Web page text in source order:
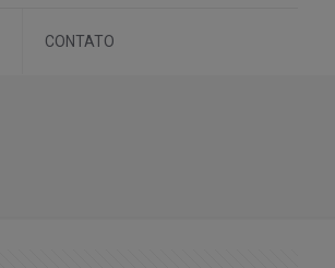
CONTATO